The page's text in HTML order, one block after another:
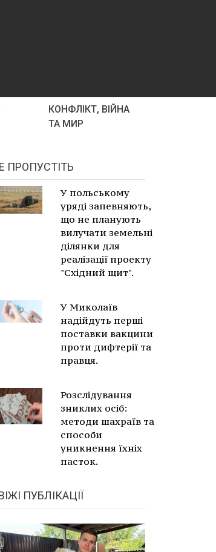
КОНФЛІКТ, ВІЙНА
ТА МИР
ПРОПУСТІТЬ
У польському
уряді запевняють,
що не планують
вилучати земельні
ділянки для
реалізації проекту
"Східний щит".
У Миколаїв
надійдуть перші
поставки вакцини
проти дифтерії та
правця.
Розслідування
зниклих осіб:
методи шахраїв та
способи
уникнення їхніх
пасток.
ПУБЛІКАЦІЇ